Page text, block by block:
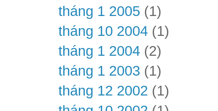
tháng 1 2005 (1)
tháng 10 2004 (1)
tháng 1 2004 (2)
tháng 1 2003 (1)
tháng 12 2002 (1)